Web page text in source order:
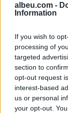
albeu.com -
Information
If you wish to
processing of
targeted
section to
opt-out request
interest-based
us or personal
your opt-out.